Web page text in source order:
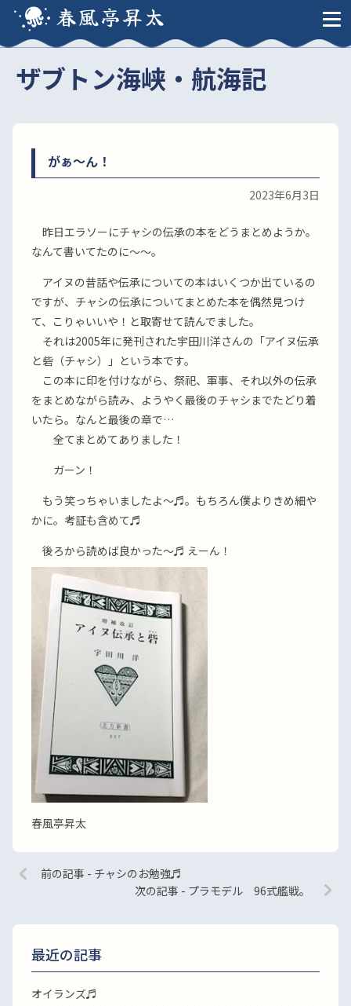
春風亭昇太
ザブトン海峡・航海記
がぁ〜ん！
2023年6月3日
昨日エラソーにチャシの伝承の本をどうまとめようか。
なんて書いてたのに〜〜。
アイヌの昔話や伝承についての本はいくつか出ているの
ですが、チャシの伝承についてまとめた本を偶然見つけ
て、こりゃいいや！と取寄せて読んでました。
それは2005年に発刊された宇田川洋さんの「アイヌ伝承
と砦（チャシ）」という本です。
この本に印を付けながら、祭祀、軍事、それ以外の伝承
をまとめながら読み、ようやく最後のチャシまでたどり着
いたら。なんと最後の章で…
全てまとめてありました！
ガーン！
もう笑っちゃいましたよ〜♬。もちろん僕よりきめ細や
かに。考証も含めて♬
後ろから読めば良かった〜♬ えーん！
春風亭昇太
前の記事 - チャシのお勉強♬
次の記事 - プラモデル 96式艦戦。
最近の記事
オイランズ♬